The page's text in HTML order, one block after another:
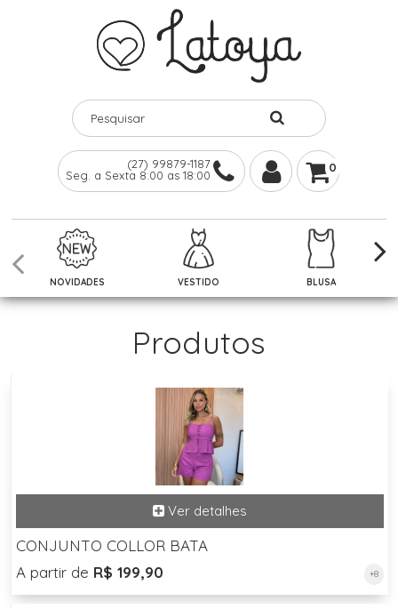
(27) 99879-1187
Seg. a Sexta 8:00 as 18:00
0
NOVIDADES VESTIDO BLUSA
Produtos
CONJUNTO COLLOR BATA
A partir de R$ 199,90 +8